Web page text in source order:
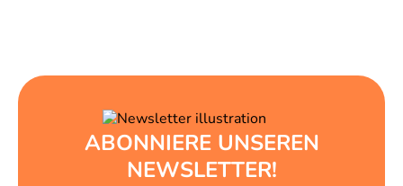
ABONNIERE UNSEREN
NEWSLETTER!